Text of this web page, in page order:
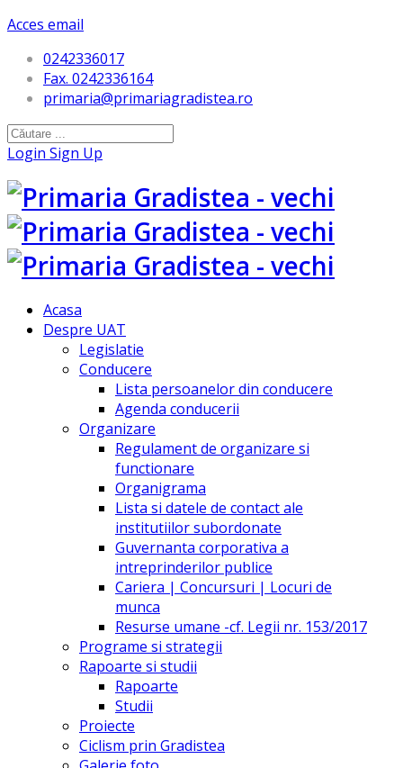
Acces email
0242336017
Fax. 0242336164
primaria@primariagradistea.ro
Login Sign Up
Acasa
Despre UAT
Legislatie
Conducere
Lista persoanelor din conducere
Agenda conducerii
Organizare
Regulament de organizare si
functionare
Organigrama
Lista si datele de contact ale
institutiilor subordonate
Guvernanta corporativa a
intreprinderilor publice
Cariera | Concursuri | Locuri de
munca
Resurse umane -cf. Legii nr. 153/2017
Programe si strategii
Rapoarte si studii
Rapoarte
Studii
Proiecte
Ciclism prin Gradistea